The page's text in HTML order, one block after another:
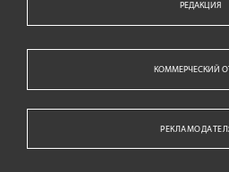
РЕДАКЦИЯ
КОММЕРЧЕСКИЙ